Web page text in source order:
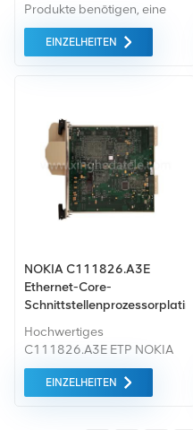
Produkte benötigen, eine
umfassende Garantie ist für
uns selbstverständlich. Wir
Geräte höchster Qualität. All
bestmöglichen Preis an.
EINZELHEITEN
NOKIA C111826.A3E
Ethernet-Core-
Schnittstellenprozessorplatine
Hochwertiges
C111826.A3E ETP NOKIA
aus China, Chinas
führendem NOKIA-
EINZELHEITEN